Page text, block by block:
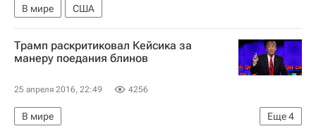
В мире США
Трамп раскритиковал Кейсика за
манеру поедания блинов
25 апреля 2016, 22:49 4256
Еще4
В мире